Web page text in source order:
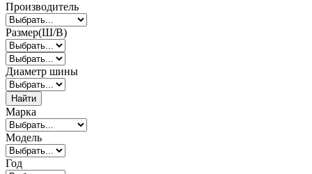
Производитель
Размер(Ш/В)
Диаметр шины
Найти
Марка
Модель
Год